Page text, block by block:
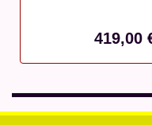
419,00